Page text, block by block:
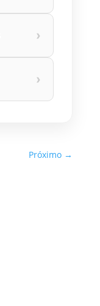
›
›
Próximo →